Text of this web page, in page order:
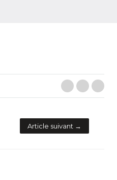
Facebook
Twitter
Article suivant →